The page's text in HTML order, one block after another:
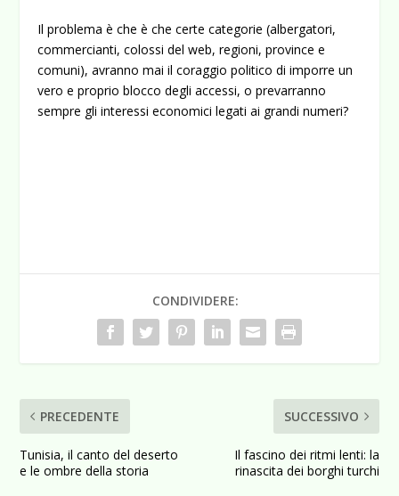
Il problema è che è che certe categorie (albergatori,
commercianti, colossi del web, regioni, province e
comuni), avranno mai il coraggio politico di imporre un
vero e proprio blocco degli accessi, o prevarranno
sempre gli interessi economici legati ai grandi numeri?
CONDIVIDERE:
PRECEDENTE
Tunisia, il canto del deserto
e le ombre della storia
SUCCESSIVO
Il fascino dei ritmi lenti: la
rinascita dei borghi turchi